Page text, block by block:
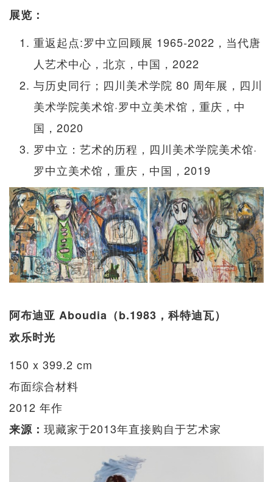
展览：
重返起点:罗中立回顾展 1965-2022，当代唐
人艺术中心，北京，中国，2022
与历史同行；四川美术学院 80 周年展，四川
美术学院美术馆·罗中立美术馆，重庆，中
国，2020
罗中立：艺术的历程，四川美术学院美术馆·
罗中立美术馆，重庆，中国，2019
阿布迪亚 Aboudia（b.1983，科特迪瓦）
欢乐时光
150 x 399.2 cm
布面综合材料
2012 年作
来源： 现藏家于2013年直接购自于艺术家